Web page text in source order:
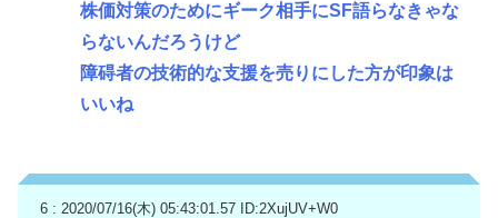
株価対策のためにギーク相手にSF語らなきゃな
らないんだろうけど
障碍者の技術的な支援を売りにした方が印象は
いいね
6 : 2020/07/16(木) 05:43:01.57 ID:2XujUV+W0